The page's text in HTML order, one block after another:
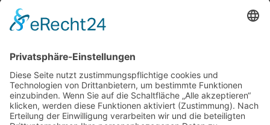
WEITERE INFOS
Datenschutz
Impressum
AGB